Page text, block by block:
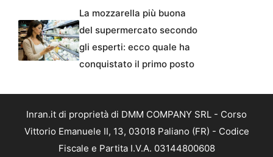
La mozzarella più buona
del supermercato secondo
gli esperti: ecco quale ha
conquistato il primo posto
Inran.it di proprietà di DMM COMPANY SRL - Corso
Vittorio Emanuele II, 13, 03018 Paliano (FR) - Codice
Fiscale e Partita I.V.A. 03144800608